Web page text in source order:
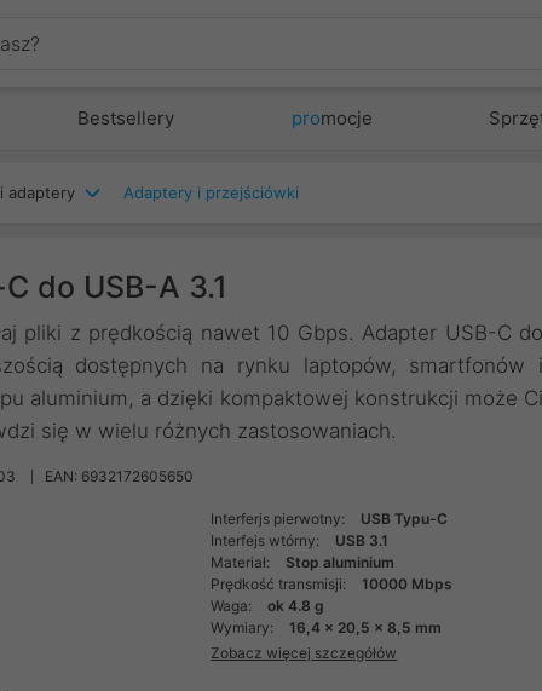
Bestsellery promocje
adaptery Adaptery i przejściówki
do USB-A 3.1
pliki z prędkością nawet 10 Gbps. Adapter USB-C do
dostępnych na rynku laptopów, smartfonów i
aluminium, a dzięki kompaktowej konstrukcji może Ci
się w wielu różnych zastosowaniach.
EAN: 6932172605650
Interferjs pierwotny:
USB Typu-C
Interfejs wtórny:
USB 3.1
Materiał:
Stop aluminium
Prędkość transmisji:
10000 Mbps
Waga:
ok 4.8 g
Wymiary:
16,4 x 20,5 x 8,5 mm
Zobacz więcej szczegółów